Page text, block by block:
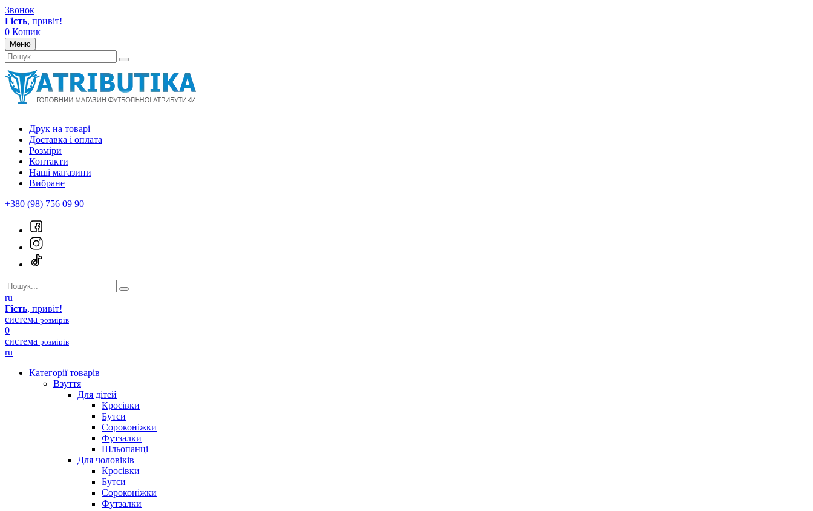
Звонок
Гість, привіт!
0 Кошик
Меню
Друк на товарі
Доставка і оплата
Розміри
Контакти
Наші магазини
Вибране
+380 (98) 756 09 90
ru
Гість, привіт!
система розмірів
0
система розмірів
ru
Категорії товарів
Взуття
Для дітей
Кросівки
Бутси
Сороконіжки
Футзалки
Шльопанці
Для чоловіків
Кросівки
Бутси
Сороконіжки
Футзалки